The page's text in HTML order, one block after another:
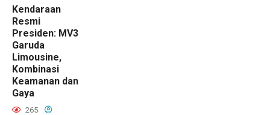
Kendaraan
Resmi
Presiden: MV3
Garuda
Limousine,
Kombinasi
Keamanan dan
Gaya
265